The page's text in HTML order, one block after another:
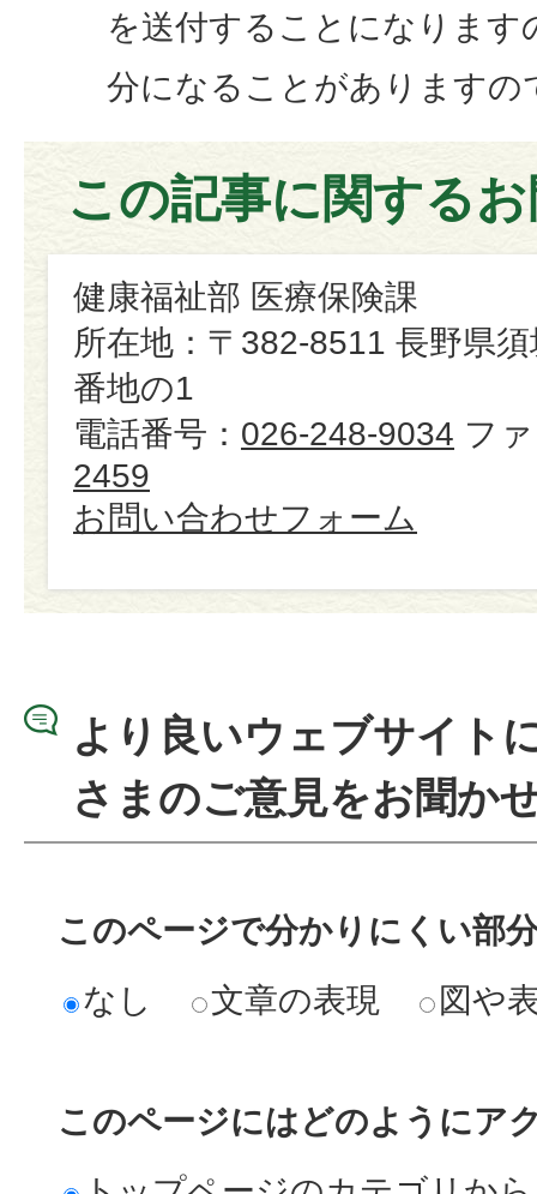
を送付することになります
分になることがありますの
この記事に関する
健康福祉部 医療保険課
所在地：〒382-8511 長野県
番地の1
電話番号： 026-248-9034 フ
2459
お問い合わせフォーム
より良いウェブサイト
さまのご意見をお聞か
このページで分かりにくい部
なし
文章の表現 図や
このページにはどのようにア